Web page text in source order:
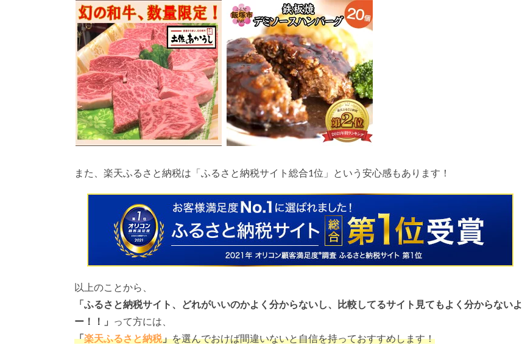
また、楽天ふるさと納税は「ふるさと納税サイト総合1位」という安心感もあります！
以上のことから、
「ふるさと納税サイト、どれがいいのかよく分からないし、比較してるサイト見てもよく分からないよ
ー！！」 って方には、
「楽天ふるさと納税」を選んでおけば間違いないと自信を持っておすすめします！